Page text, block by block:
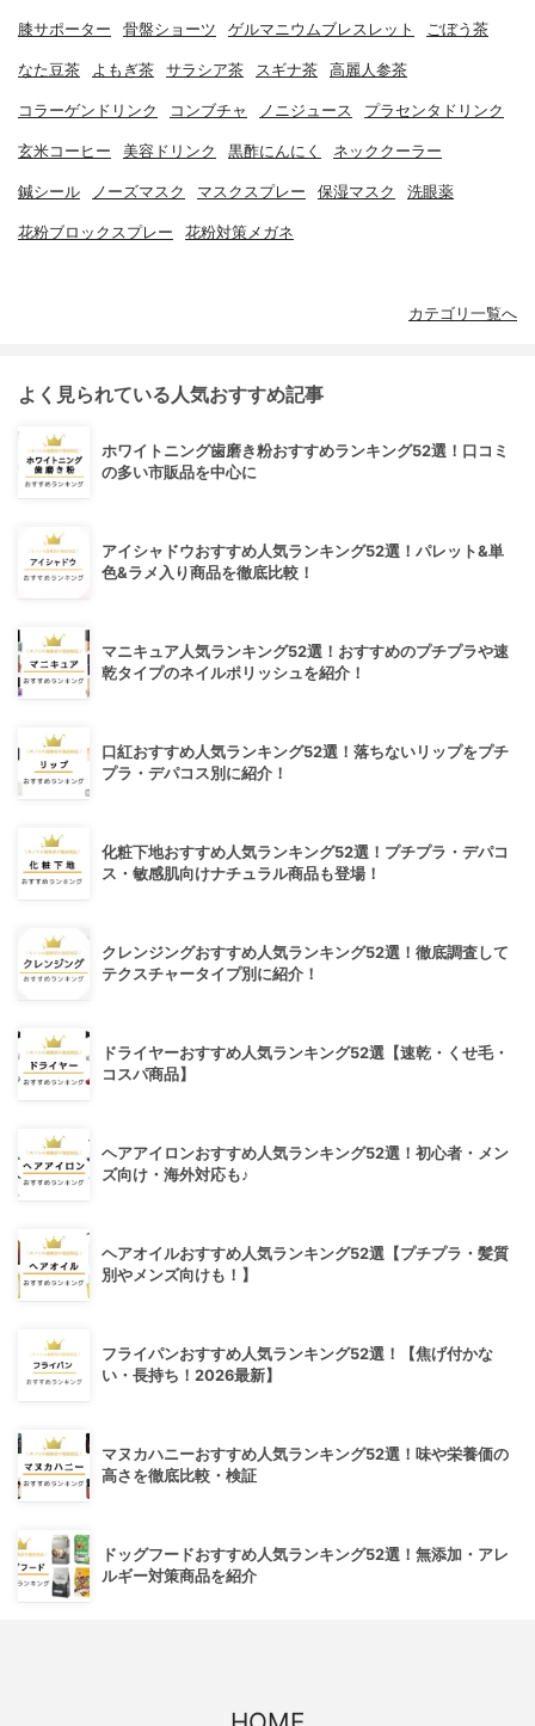
膝サポーター 骨盤ショーツ ゲルマニウムブレスレット ごぼう茶
なた豆茶 よもぎ茶 サラシア茶 スギナ茶 高麗人参茶
コラーゲンドリンク コンブチャ ノニジュース プラセンタドリンク
玄米コーヒー 美容ドリンク 黒酢にんにく ネッククーラー
鍼シール ノーズマスク マスクスプレー 保湿マスク 洗眼薬
花粉ブロックスプレー 花粉対策メガネ
カテゴリ一覧へ
よく見られている人気おすすめ記事
ホワイトニング歯磨き粉おすすめランキング52選！口コミ
の多い市販品を中心に
アイシャドウおすすめ人気ランキング52選！パレット&単
色&ラメ入り商品を徹底比較！
マニキュア人気ランキング52選！おすすめのプチプラや速
乾タイプのネイルポリッシュを紹介！
口紅おすすめ人気ランキング52選！落ちないリップをプチ
プラ・デパコス別に紹介！
化粧下地おすすめ人気ランキング52選！プチプラ・デパコ
ス・敏感肌向けナチュラル商品も登場！
クレンジングおすすめ人気ランキング52選！徹底調査して
テクスチャータイプ別に紹介！
ドライヤーおすすめ人気ランキング52選【速乾・くせ毛・
コスパ商品】
ヘアアイロンおすすめ人気ランキング52選！初心者・メン
ズ向け・海外対応も♪
ヘアオイルおすすめ人気ランキング52選【プチプラ・髪質
別やメンズ向けも！】
フライパンおすすめ人気ランキング52選！【焦げ付かな
い・長持ち！2026最新】
マヌカハニーおすすめ人気ランキング52選！味や栄養価の
高さを徹底比較・検証
ドッグフードおすすめ人気ランキング52選！無添加・アレ
ルギー対策商品を紹介